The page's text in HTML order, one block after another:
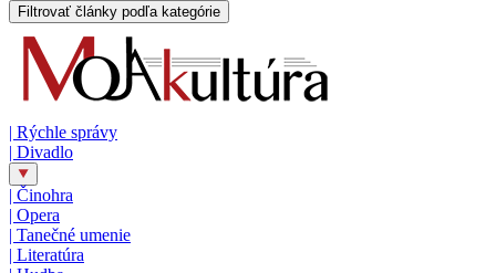
Filtrovať články podľa kategórie
| Rýchle správy
| Divadlo
| Činohra
| Opera
| Tanečné umenie
| Literatúra